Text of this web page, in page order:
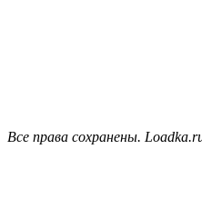
Все права сохранены.